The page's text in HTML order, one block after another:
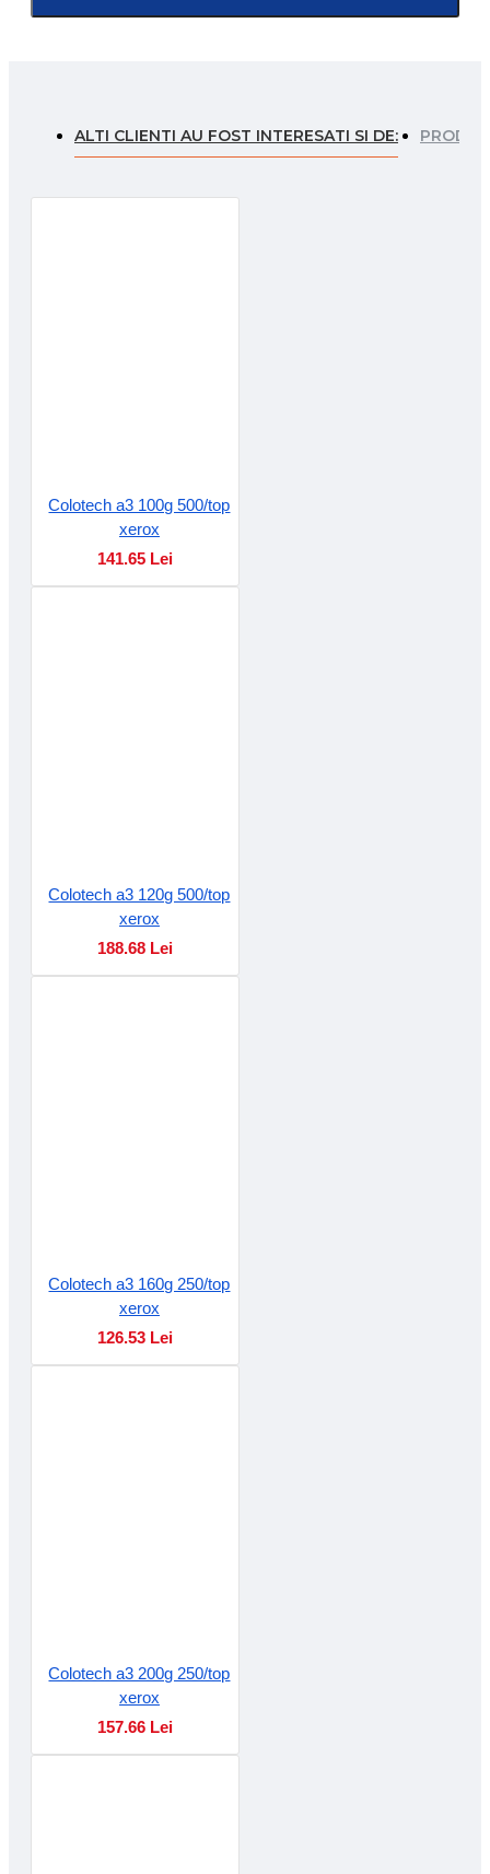
ALTI CLIENTI AU FOST INTERESATI SI DE:
Colotech a3 100g 500/top
xerox
141.65 Lei
Colotech a3 120g 500/top
xerox
188.68 Lei
Colotech a3 160g 250/top
xerox
126.53 Lei
Colotech a3 200g 250/top
xerox
157.66 Lei